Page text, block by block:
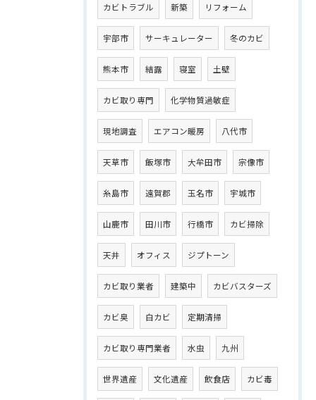
カビトラブル 新築 リフォーム
宇部市 サーキュレーター 冬のカビ
熊本市 結露 寝室 土壁
カビ取り専門 化学物質過敏症
現地調査 エアコン暖房 八代市
天草市 飯塚市 大牟田市 宗像市
糸島市 遠賀郡 玉名市 宇城市
山鹿市 田川市 行橋市 カビ掃除
天井 オフィス ジプトーン
カビ取り業者 建築中 カビバスターズ
カビ臭 白カビ 定期清掃
カビ取り専門業者 水虫 九州
世界遺産 文化遺産 飲食店 カビ毒